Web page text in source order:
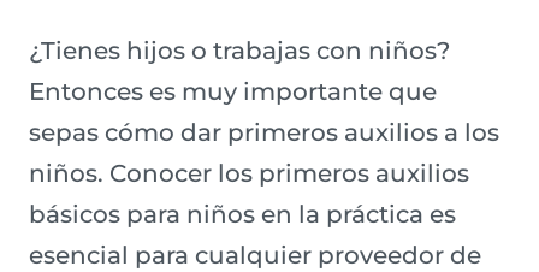
¿Tienes hijos o trabajas con niños?
Entonces es muy importante que
sepas cómo dar primeros auxilios a los
niños. Conocer los primeros auxilios
básicos para niños en la práctica es
esencial para cualquier proveedor de